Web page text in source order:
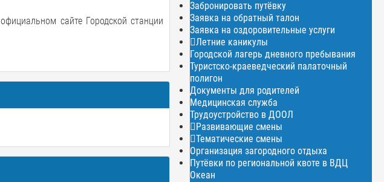
сайте Городской станции
Забронировать путёвку
Заявка на обратный талон
Заявка на оздоровительные услуги
Летние каникулы
Городской лагерь дневного пребывания
Туристско-краеведческий палаточный
полигон
Документы для родителей
Медицинская служба
Трудоустройство в ДООЛ
Развивающие смены
Тематические смены
Организация загородного отдыха
Путёвки по региональной квоте в ВДЦ
Океан